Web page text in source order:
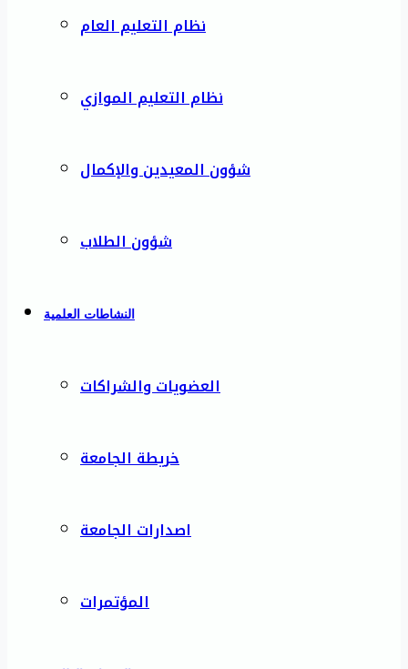
نظام التعليم العام
نظام التعليم الموازي
شؤون المعيدين والإكمال
شؤون الطلاب
النشاطات العلمية
العضويات والشراكات
خريطة الجامعة
اصدارات الجامعة
المؤتمرات